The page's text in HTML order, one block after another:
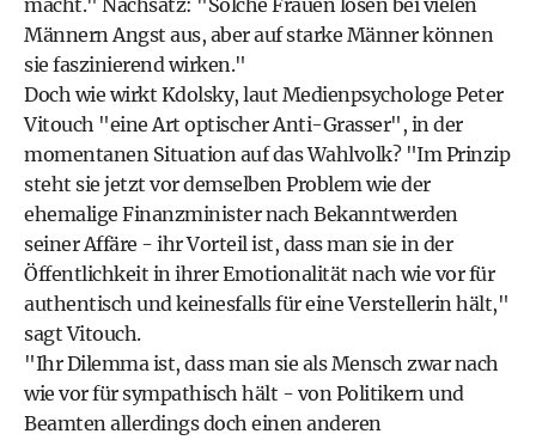
macht." Nachsatz: "Solche Frauen lösen bei vielen
Männern Angst aus, aber auf starke Männer können
sie faszinierend wirken."
Doch wie wirkt Kdolsky, laut Medienpsychologe Peter
Vitouch "eine Art optischer Anti-Grasser", in der
momentanen Situation auf das Wahlvolk? "Im Prinzip
steht sie jetzt vor demselben Problem wie der
ehemalige Finanzminister nach Bekanntwerden
seiner Affäre - ihr Vorteil ist, dass man sie in der
Öffentlichkeit in ihrer Emotionalität nach wie vor für
authentisch und keinesfalls für eine Verstellerin hält,"
sagt Vitouch.
"Ihr Dilemma ist, dass man sie als Mensch zwar nach
wie vor für sympathisch hält - von Politikern und
Beamten allerdings doch einen anderen